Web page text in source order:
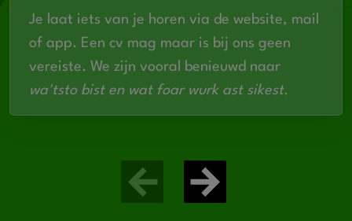
Je laat iets van je horen via de website, mail
of app. Een cv mag maar is bij ons geen
vereiste. We zijn vooral benieuwd naar
wa'tsto bist en wat foar wurk ast sikest.